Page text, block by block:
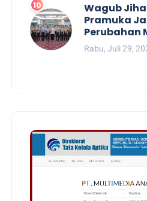
Wagub
Pramuka
Perubahan
Rabu, Juli 29,